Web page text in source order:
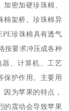
密加硬珍珠棉、
棉架桥。珍珠棉异
珍珠棉具有透气
按要求冲压成各种
、计算机、工艺
保护作用。主要用
为苹果的特点，
的震动会导致苹果